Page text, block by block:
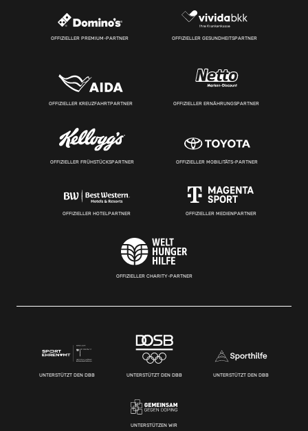
OFFIZIELLER PREMIUM-PARTNER OFFIZIELLER GESUNDHEITSPARTNER
OFFIZIELLER KREUZFAHRTPARTNER OFFIZIELLER ERNÄHRUNGSPARTNER
OFFIZIELLER FRÜHSTÜCKSPARTNER OFFIZIELLER MOBILITÄTS-PARTNER
OFFIZIELLER HOTELPARTNER OFFIZIELLER MEDIENPARTNER
OFFIZIELLER CHARITY-PARTNER
UNTERSTÜTZT DEN DBB UNTERSTÜTZT DEN DBB UNTERSTÜTZT DEN DBB
UNTERSTÜTZEN WIR